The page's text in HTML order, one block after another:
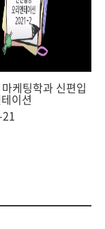
케팅학과 신편입
이션